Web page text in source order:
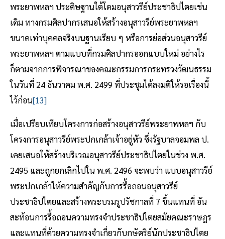
พระยาพหลฯ ประดิษฐานใต้โดมอนุสาวรีย์ประชาธิปไตยเช่น
เดิม ทางกรมศิลปากรเสนอให้สร้างอนุสาวรีย์พระยาพหลฯ
ขนาดเท่าบุคคลจริงบนฐานเรียบ ๆ หรือการย่อส่วนอนุสาวรีย์
พระยาพหลฯ ตามแบบที่กรมศิลปากรออกแบบใหม่ อย่างไร
ก็ตามจากการพิจารณาของคณะกรรมการกระทรวงวัฒนธรรม
ในวันที่ 24 ธันวาคม พ.ศ. 2499 ที่ประชุมได้ลงมติให้รอเรื่องนี้
ไว้ก่อน[13]
เมื่อเปรียบเทียบโครงการก่อสร้างอนุสาวรีย์พระยาพหลฯ กับ
โครงการอนุสาวรีย์พระปกเกล้าเจ้าอยู่หัว ซึ่งรัฐบาลจอมพล ป.
เคยเสนอให้สร้างบริเวณอนุสาวรีย์ประชาธิปไตยในช่วง พ.ศ.
2495 และถูกยกเลิกไปใน พ.ศ. 2496 จะพบว่า แบบอนุสาวรีย์
พระปกเกล้าให้ความสำคัญกับการรื้อถอนอนุสาวรีย์
ประชาธิปไตยและสร้างพระบรมรูปรัชกาลที่ 7 ขึ้นแทนที่ อัน
สะท้อนการรื้อถอนความทรงจำประชาธิปไตยสมัยคณะราษฎร
และแทนที่ด้วยความทรงจำเกี่ยวกับกษัตริย์นักประชาธิปไตย